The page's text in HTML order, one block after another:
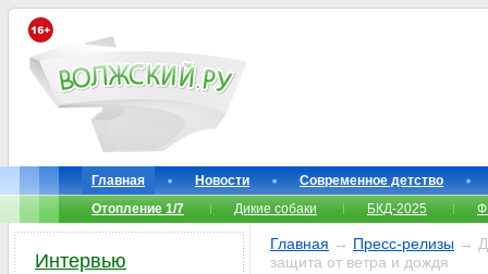
Главная Новости
Современное детство
Отопление 1/7
Дикие собаки БКД-2025
Главная → Пресс-релизы →
защита от ветра и дождя
Интервью